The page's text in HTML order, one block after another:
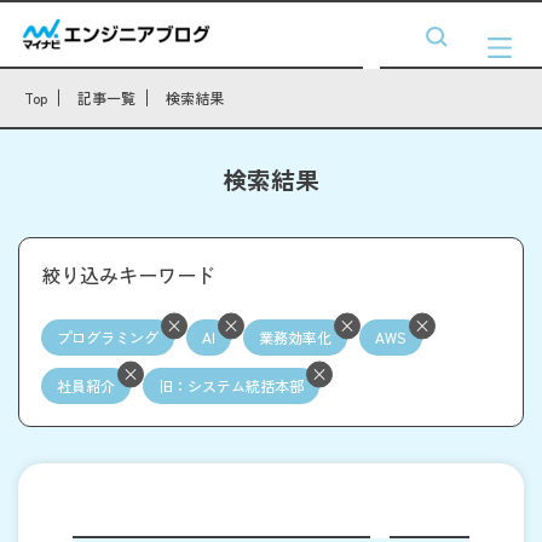
Top 記事一覧 検索結果
検索結果
絞り込みキーワード
プログラミング AI 業務効率化 AWS
社員紹介 旧：システム統括本部